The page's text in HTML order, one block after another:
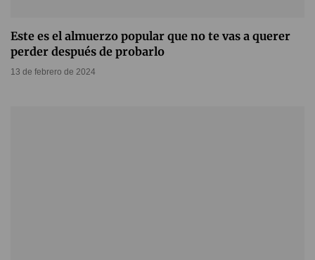
Este es el almuerzo popular que no te vas a querer
perder después de probarlo
13 de febrero de 2024